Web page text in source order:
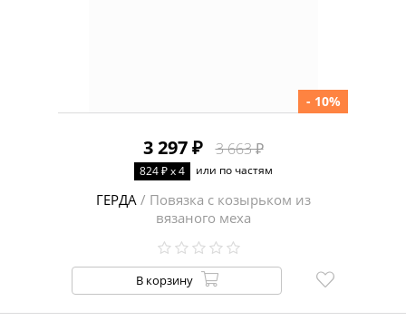
3 297 ₽ 3 663 ₽
- 10%
824 ₽ x 4 или по частям
ГЕРДА/ Повязка с козырьком из
вязаного меха
В корзину